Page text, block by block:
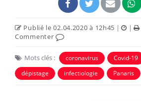
Publié le 02.04.2020 à 12h45 | |
Commenter
Mots clés : coronavirus Covid-19
dépistage
infectiologie Panaris